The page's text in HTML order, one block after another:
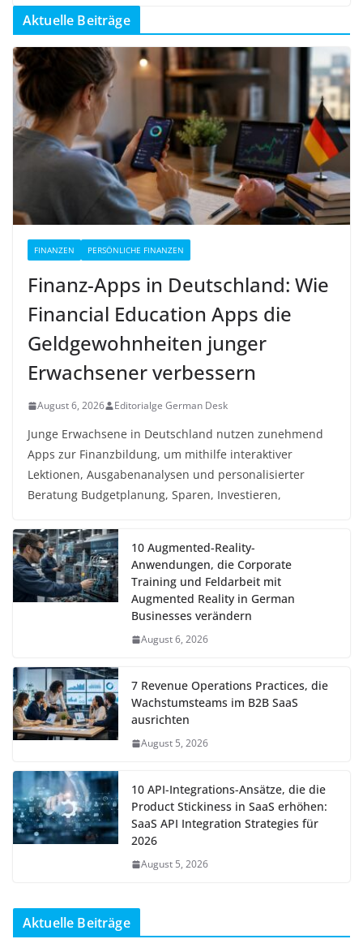
Aktuelle Beiträge
FINANZEN PERSÖNLICHE FINANZEN
Finanz-Apps in Deutschland: Wie
Financial Education Apps die
Geldgewohnheiten junger
Erwachsener verbessern
August 6, 2026 Editorialge German Desk
Junge Erwachsene in Deutschland nutzen zunehmend
Apps zur Finanzbildung, um mithilfe interaktiver
Lektionen, Ausgabenanalysen und personalisierter
Beratung Budgetplanung, Sparen, Investieren,
10 Augmented-Reality-
Anwendungen, die Corporate
Training und Feldarbeit mit
Augmented Reality in German
Businesses verändern
August 6, 2026
7 Revenue Operations Practices, die
Wachstumsteams im B2B SaaS
ausrichten
August 5, 2026
10 API-Integrations-Ansätze, die die
Product Stickiness in SaaS erhöhen:
SaaS API Integration Strategies für
2026
August 5, 2026
Aktuelle Beiträge